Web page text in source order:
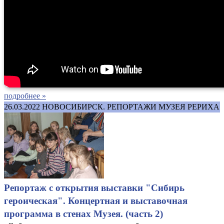
подробнее »
26.03.2022 НОВОСИБИРСК. РЕПОРТАЖИ МУЗЕЯ РЕРИХА
Репортаж с открытия выставки "Сибирь
героическая". Концертная и выставочная
программа в стенах Музея. (часть 2)